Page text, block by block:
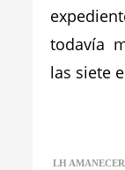
todavía
las siete
LH